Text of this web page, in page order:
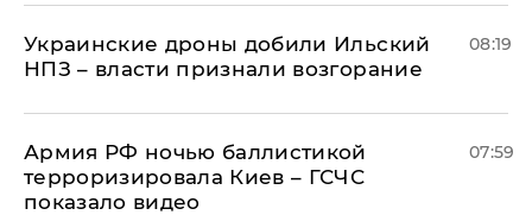
Украинские дроны добили Ильский
НПЗ – власти признали возгорание
08:19
Армия РФ ночью баллистикой
терроризировала Киев – ГСЧС
показало видео
07:59